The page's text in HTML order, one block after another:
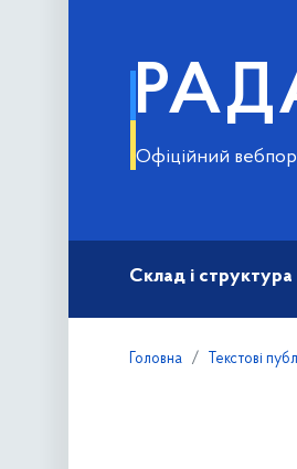
Офіційний
Склад і структура
Головна Текстові